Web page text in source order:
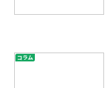
コラム